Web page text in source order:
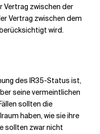
Vertrag zwischen der
Vertrag zwischen dem
wird.
des IR35-Status ist,
seine vermeintlichen
sollten die
haben, wie sie ihre
sollten zwar nicht